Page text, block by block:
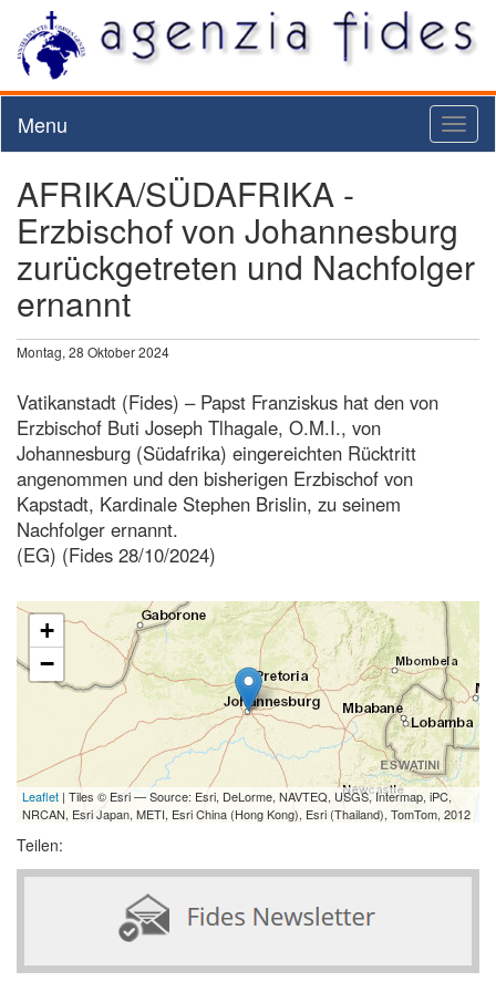
Menu
AFRIKA/SÜDAFRIKA -
Erzbischof von Johannesburg
zurückgetreten und Nachfolger
ernannt
Montag, 28 Oktober 2024
Vatikanstadt (Fides) – Papst Franziskus hat den von
Erzbischof Buti Joseph Tlhagale, O.M.I., von
Johannesburg (Südafrika) eingereichten Rücktritt
angenommen und den bisherigen Erzbischof von
Kapstadt, Kardinale Stephen Brislin, zu seinem
Nachfolger ernannt.
(EG) (Fides 28/10/2024)
+
−
Leaflet | Tiles © Esri — Source: Esri, DeLorme, NAVTEQ, USGS, Intermap, iPC,
NRCAN, Esri Japan, METI, Esri China (Hong Kong), Esri (Thailand), TomTom, 2012
Teilen: